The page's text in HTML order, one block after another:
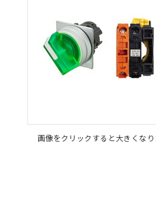
画像をクリックすると大きくなり